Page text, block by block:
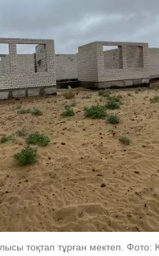
тоқтап тұрған мектеп. Фото: